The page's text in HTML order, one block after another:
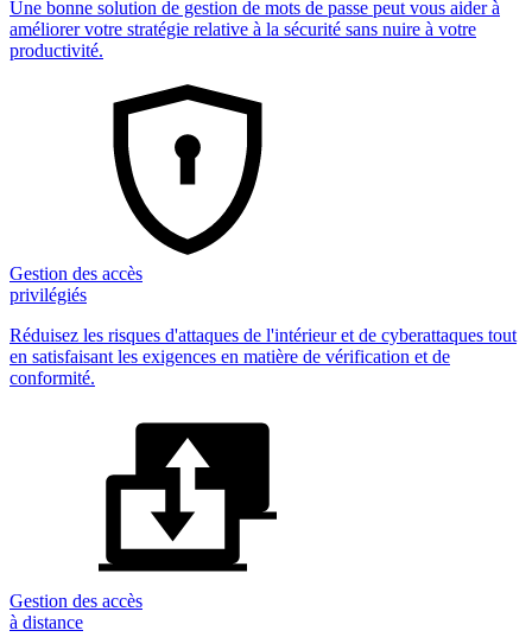
Une bonne solution de gestion de mots de passe peut vous aider à
améliorer votre stratégie relative à la sécurité sans nuire à votre
productivité.
Gestion des accès
privilégiés
Réduisez les risques d'attaques de l'intérieur et de cyberattaques tout
en satisfaisant les exigences en matière de vérification et de
conformité.
Gestion des accès
à distance